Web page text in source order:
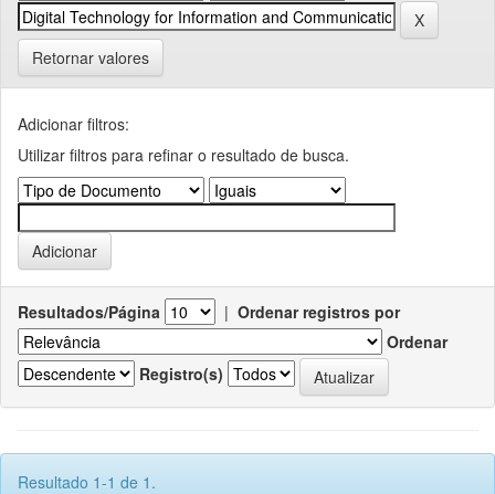
Retornar valores
Adicionar filtros:
Utilizar filtros para refinar o resultado de busca.
Resultados/Página | Ordenar registros por
Ordenar
Registro(s)
Resultado 1-1 de 1.